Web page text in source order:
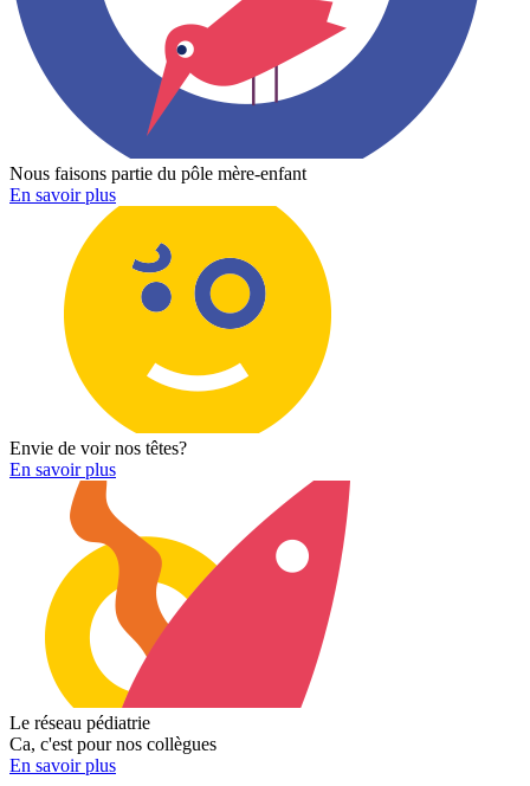
Nous faisons partie du pôle mère-enfant
En savoirplus
Envie de voir nos têtes?
En savoirplus
Le réseau pédiatrie
Ca, c'est pour nos collègues
En savoirplus